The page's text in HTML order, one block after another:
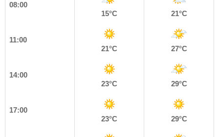
08:00
15°C
21°C
11:00
21°C
27°C
14:00
23°C
29°C
17:00
23°C
29°C